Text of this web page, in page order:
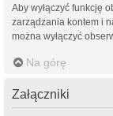
Aby wyłączyć funkcję
zarządzania kontem i
można wyłączyć
Na górę
Załączniki